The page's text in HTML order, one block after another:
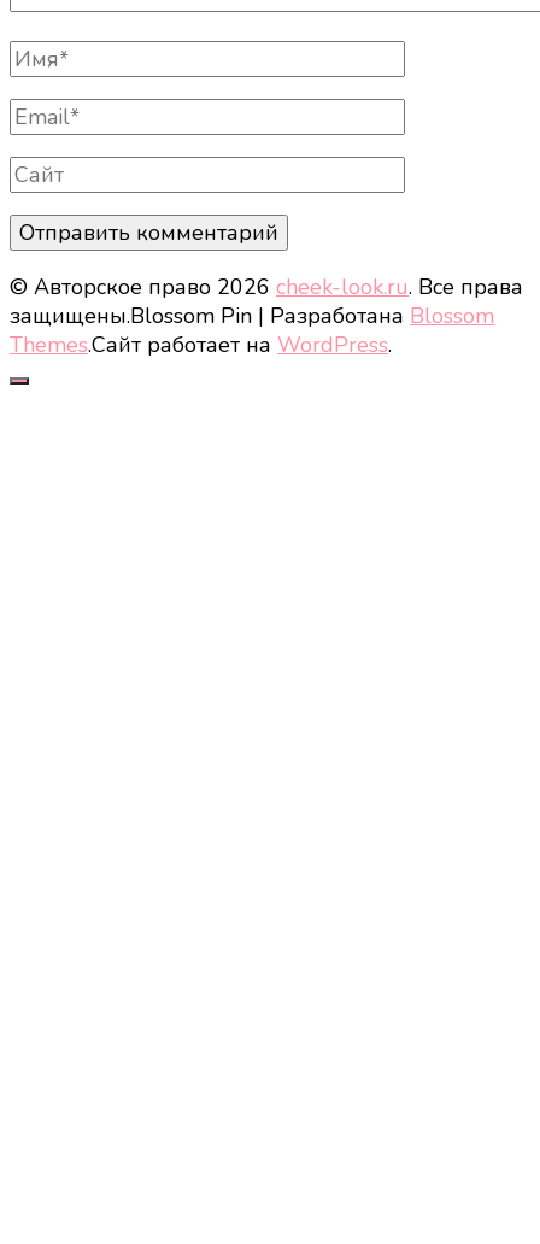
Полное
Имя
Email
Сайт
© Авторское право 2026 cheek-look.ru. Все права
защищены.Blossom Pin | Разработана Blossom
Themes.Сайт работает на WordPress.